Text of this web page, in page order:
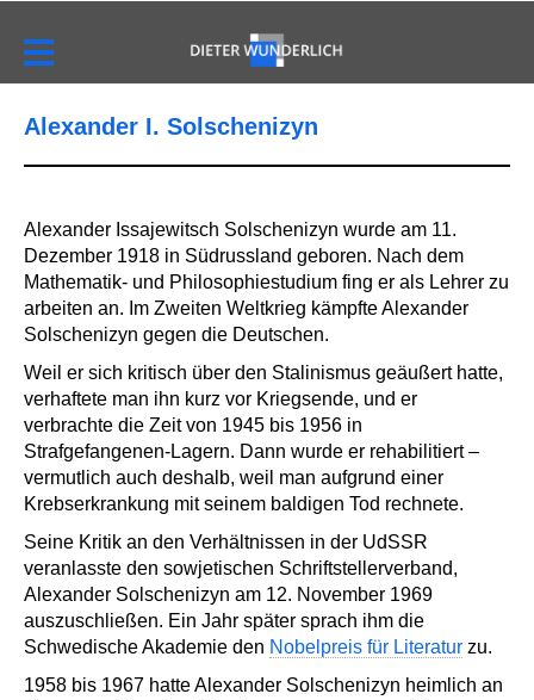
Alexander I. Solschenizyn
Alexander Issajewitsch Solschenizyn wurde am 11.
Dezember 1918 in Südrussland geboren. Nach dem
Mathematik- und Philosophiestudium fing er als Lehrer zu
arbeiten an. Im Zweiten Weltkrieg kämpfte Alexander
Solschenizyn gegen die Deutschen.
Weil er sich kritisch über den Stalinismus geäußert hatte,
verhaftete man ihn kurz vor Kriegsende, und er
verbrachte die Zeit von 1945 bis 1956 in
Strafgefangenen-Lagern. Dann wurde er rehabilitiert –
vermutlich auch deshalb, weil man aufgrund einer
Krebserkrankung mit seinem baldigen Tod rechnete.
Seine Kritik an den Verhältnissen in der UdSSR
veranlasste den sowjetischen Schriftstellerverband,
Alexander Solschenizyn am 12. November 1969
auszuschließen. Ein Jahr später sprach ihm die
Schwedische Akademie den Nobelpreis für Literatur zu.
1958 bis 1967 hatte Alexander Solschenizyn heimlich an